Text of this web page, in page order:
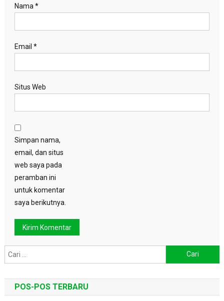
Nama *
Email *
Situs Web
Simpan nama,
email, dan situs
web saya pada
peramban ini
untuk komentar
saya berikutnya.
untuk:
POS-POS TERBARU